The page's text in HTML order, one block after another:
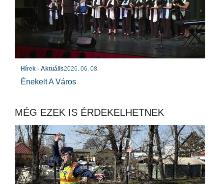
Hírek - Aktuális2026. 06. 08.
Énekelt A Város
MÉG EZEK IS ÉRDEKELHETNEK